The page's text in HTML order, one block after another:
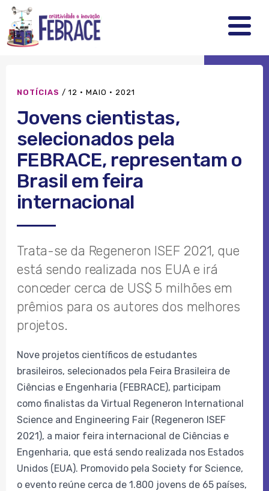
FEBRRACE
.
.
.
NOTÍCIAS / 12 · MAIO · 2021
Jovens cientistas,
selecionados pela
FEBRACE, representam o
Brasil em feira
internacional
Trata-se da Regeneron ISEF 2021, que
está sendo realizada nos EUA e irá
conceder cerca de US$ 5 milhões em
prêmios para os autores dos melhores
projetos.
Nove projetos científicos de estudantes
brasileiros, selecionados pela Feira Brasileira de
Ciências e Engenharia (FEBRACE), participam
como finalistas da Virtual Regeneron International
Science and Engineering Fair (Regeneron ISEF
2021), a maior feira internacional de Ciências e
Engenharia, que está sendo realizada nos Estados
Unidos (EUA). Promovido pela Society for Science,
o evento reúne cerca de 1.800 jovens de 65 países,